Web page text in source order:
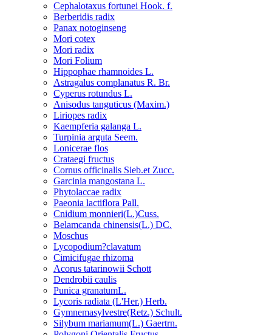
Cephalotaxus fortunei Hook. f.
Berberidis radix
Panax notoginseng
Mori cotex
Mori radix
Mori Folium
Hippophae rhamnoides L.
Astragalus complanatus R. Br.
Cyperus rotundus L.
Anisodus tanguticus (Maxim.)
Liriopes radix
Kaempferia galanga L.
Turpinia arguta Seem.
Lonicerae flos
Crataegi fructus
Cornus officinalis Sieb.et Zucc.
Garcinia mangostana L.
Phytolaccae radix
Paeonia lactiflora Pall.
Cnidium monnieri(L.)Cuss.
Belamcanda chinensis(L.) DC.
Moschus
Lycopodium?clavatum
Cimicifugae rhizoma
Acorus tatarinowii Schott
Dendrobii caulis
Punica granatumL.
Lycoris radiata (L'Her.) Herb.
Gymnemasylvestre(Retz.) Schult.
Silybum mariamum(L.) Gaertrn.